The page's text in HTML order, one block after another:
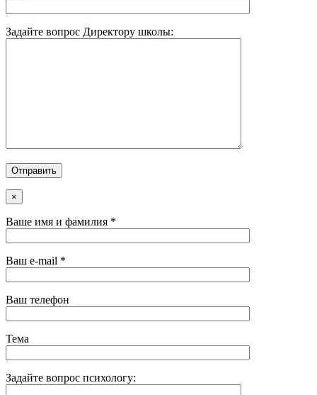
Задайте вопрос Директору школы:
×
Ваше имя и фамилия *
Ваш e-mail *
Ваш телефон
Тема
Задайте вопрос психологу: